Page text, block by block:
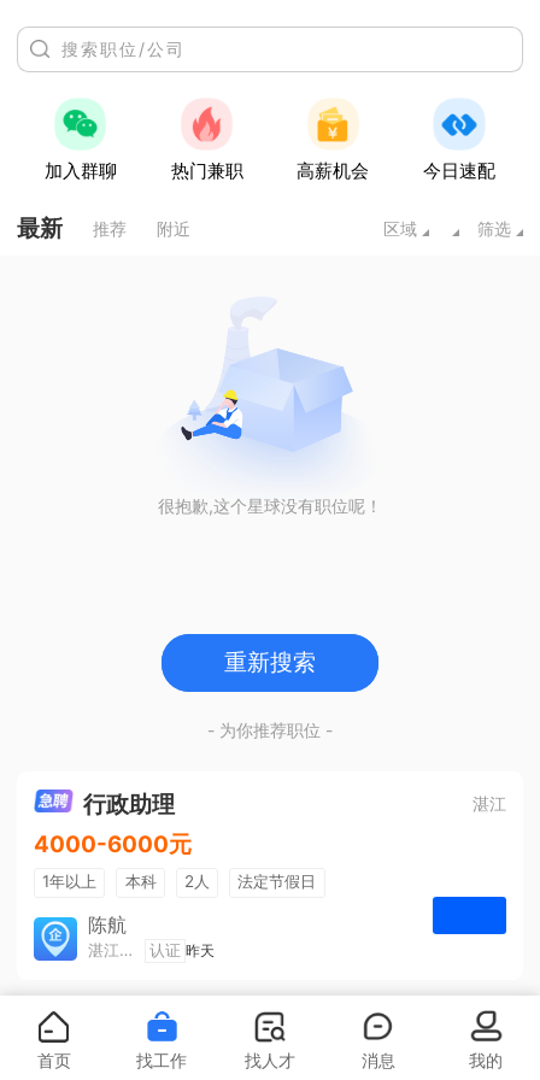
加入群聊 热门兼职 高薪机会 今日速配
最新 推荐 附近 区域 筛选
很抱歉,这个星球没有职位呢！
重新搜索
- 为你推荐职位 -
行政助理 湛江
4000-6000元
1年以上 本科 2人
法定节假日
包吃住
五险一金
陈航
湛江旅游集散中心有限公司 认证 昨天
首页 找工作 找人才 消息 我的